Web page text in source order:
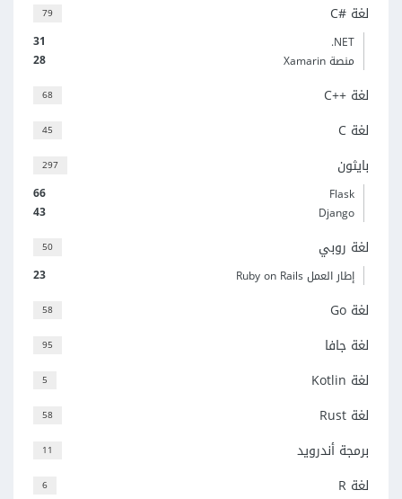
79 لغة C#‎
31
‎.NET
28
منصة Xamarin
68 لغة C++‎
45 لغة C
297 بايثون
66
Flask
43
Django
50 لغة روبي
23 إطار العمل Ruby on Rails
58 لغة Go
95 لغة جافا
5 لغة Kotlin
58 لغة Rust
11 برمجة أندرويد
6 لغة R